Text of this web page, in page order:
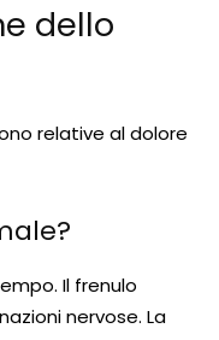
dello
relative al dolore
Il frenulo
nervose. La